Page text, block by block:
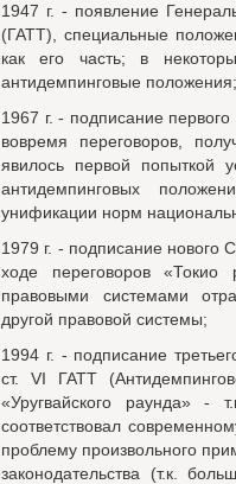
1947 г. - появление
(ГАТТ), специальные
как его часть; в
антидемпинговые положения;
1967 г. - подписание
вовремя переговоров,
явилось первой попыткой
антидемпинговых
унификации норм
1979 г. - подписание нового
ходе переговоров «Токио
правовыми системами
другой правовой системы;
1994 г. - подписание
ст. VI ГАТТ
«Уругвайского раунда» -
соответствовал
проблему произвольного
законодательства (т.к.